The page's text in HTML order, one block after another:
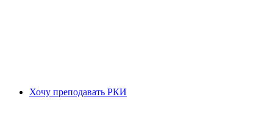
Хочу преподавать РКИ